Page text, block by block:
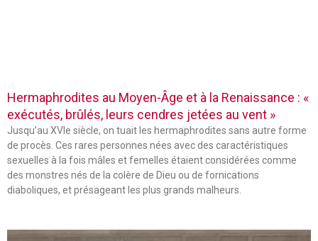
Hermaphrodites au Moyen-Âge et à la Renaissance : «
exécutés, brûlés, leurs cendres jetées au vent »
Jusqu’au XVIe siècle, on tuait les hermaphrodites sans autre forme
de procès. Ces rares personnes nées avec des caractéristiques
sexuelles à la fois mâles et femelles étaient considérées comme
des monstres nés de la colère de Dieu ou de fornications
diaboliques, et présageant les plus grands malheurs.